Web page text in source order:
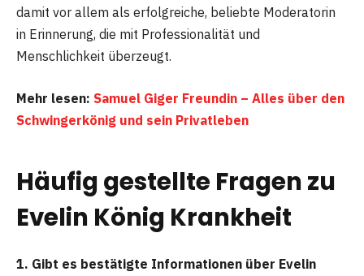
damit vor allem als erfolgreiche, beliebte Moderatorin
in Erinnerung, die mit Professionalität und
Menschlichkeit überzeugt.
Mehr lesen: Samuel Giger Freundin – Alles über den
Schwingerkönig und sein Privatleben
Häufig gestellte Fragenzu
Evelin König Krankheit
1. Gibt es bestätigte Informationen über Evelin